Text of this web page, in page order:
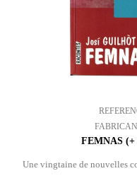
FEMNAS
Une vingtaine de nouvelles